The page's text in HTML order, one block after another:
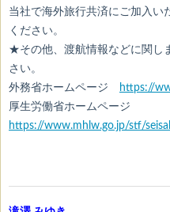
当社で海外旅行共済にご加入い
ください。
★その他、渡航情報などに関し
さい。
外務省ホームページ
https://
厚生労働省ホームページ
https://www.mhlw.go.jp/stf/